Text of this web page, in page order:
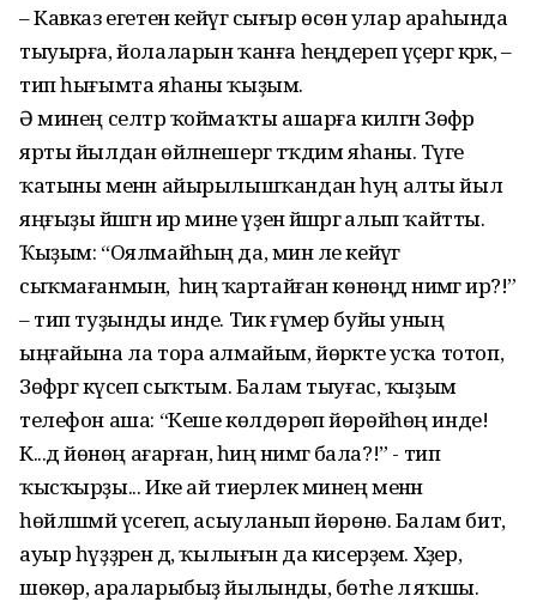
– Кавказ егетенә кейәүгә сығыр өсөн улар араһында
тыуырға, йолаларын ҡанға һеңдереп үҫергә кәрәк, –
тип һығымта яһаны ҡыҙым.
Ә минең селтәр ҡоймаҡты ашарға килгән Зөфәр
ярты йылдан өйләнешергә тәҡдим яһаны. Тәүге
ҡатыны менән айырылышҡандан һуң алты йыл
яңғыҙы йәшәгән ир мине үҙенә йәшәргә алып ҡайтты.
Ҡыҙым: “Оялмайһың да, мин әле кейәүгә
сыҡмағанмын, ә һиңә ҡартайған көнөңдә нимәгә ир?!”
– тип туҙынды инде. Тик ғүмер буйы уның
ыңғайына ла тора алмайым, йөрәкте усҡа тотоп,
Зөфәргә күсеп сыҡтым. Балам тыуғас, ҡыҙым
телефон аша: “Кеше көлдөрөп йөрөйһөң инде!
К...дә йөнөң ағарған, һиңә нимәгә бала?!” - тип
ҡысҡырҙы... Ике ай тиерлек минең менән
һөйләшмәй үсегеп, асыуланып йөрөнө. Балам бит,
ауыр һүҙҙәрен дә, ҡылығын да кисерҙем. Хәҙер,
шөкөр, араларыбыҙ йылынды, бөтәһе лә яҡшы.